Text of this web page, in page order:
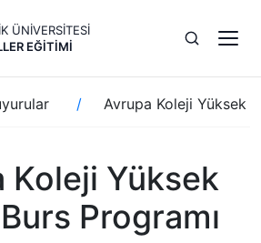
ÜNİVERSİTESİ
EĞITIMI
Avrupa Koleji Yüksek
Koleji Yüksek
Programı